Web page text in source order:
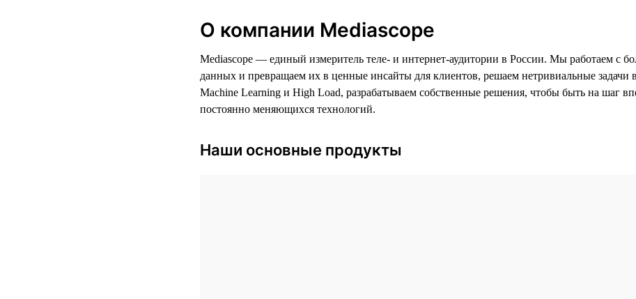
О компании Mediascope
Mediascope — единый измеритель теле- и интернет-аудитории в России. Мы работаем с
данных и превращаем их в ценные инсайты для клиентов, решаем нетривиальные задачи
Machine Learning и High Load, разрабатываем собственные решения, чтобы быть на шаг
постоянно меняющихся технологий.
Наши основные продукты